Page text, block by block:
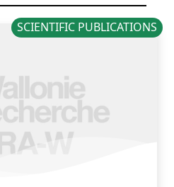
SCIENTIFIC PUBLICATIONS